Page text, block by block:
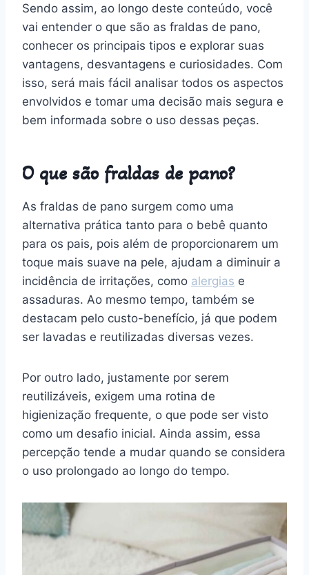
Sendo assim, ao longo deste conteúdo, você
vai entender o que são as fraldas de pano,
conhecer os principais tipos e explorar suas
vantagens, desvantagens e curiosidades. Com
isso, será mais fácil analisar todos os aspectos
envolvidos e tomar uma decisão mais segura e
bem informada sobre o uso dessas peças.
O que são fraldas de pano?
As fraldas de pano surgem como uma
alternativa prática tanto para o bebê quanto
para os pais, pois além de proporcionarem um
toque mais suave na pele, ajudam a diminuir a
incidência de irritações, como alergias e
assaduras. Ao mesmo tempo, também se
destacam pelo custo-benefício, já que podem
ser lavadas e reutilizadas diversas vezes.
Por outro lado, justamente por serem
reutilizáveis, exigem uma rotina de
higienização frequente, o que pode ser visto
como um desafio inicial. Ainda assim, essa
percepção tende a mudar quando se considera
o uso prolongado ao longo do tempo.